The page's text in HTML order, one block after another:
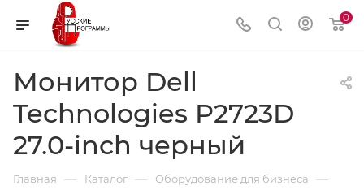
0
Монитор Dell
Technologies P2723D
27.0-inch черный
Главная — Каталог — Оборудование для бизнеса —